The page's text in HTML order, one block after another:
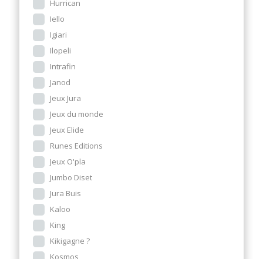
Hurrican
Iello
Igiari
Ilopeli
Intrafin
Janod
Jeux Jura
Jeux du monde
Jeux Elide
Runes Editions
Jeux O'pla
Jumbo Diset
Jura Buis
Kaloo
King
Kikigagne ?
Kosmos